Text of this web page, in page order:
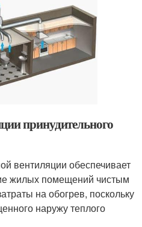
принудительного
вентиляции обеспечивает
жилых помещений чистым
на обогрев, поскольку
наружу теплого